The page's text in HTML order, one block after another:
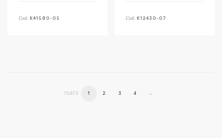
Cod: K41580-05 Cod: K12430-07
TOATE 1 2 3 4 →